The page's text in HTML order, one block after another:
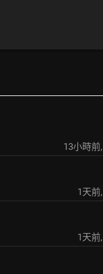
13小時前,
1天前,
1天前,